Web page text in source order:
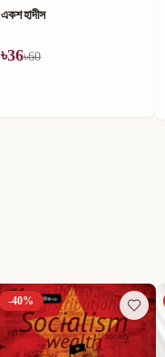
একশ হাদীস
৳36৳60
-40%